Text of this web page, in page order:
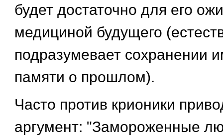
будет достаточно для его
медициной будущего
подразумевает сохранении
памяти о прошлом).
Часто против крионики
аргумент: "Замороженные